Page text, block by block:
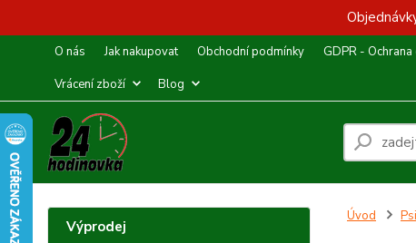
O nás Jak nakupovat Obchodní podmínky GDPR -
Vrácení zboží
Blog
Výprodej
Úvod Psi